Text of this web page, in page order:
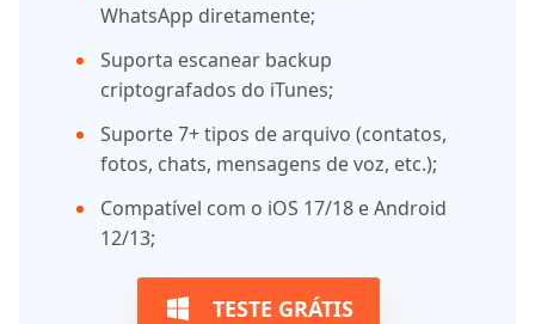
WhatsApp diretamente;
Suporta escanear backup
criptografados do iTunes;
Suporte 7+ tipos de arquivo (contatos,
fotos, chats, mensagens de voz, etc.);
Compatível com o iOS 17/18 e Android
12/13;
TESTE GRÁTIS